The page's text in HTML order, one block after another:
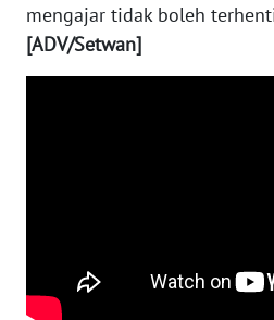
mengajar tidak boleh
[ADV/Setwan]
WN
WN
JATENG